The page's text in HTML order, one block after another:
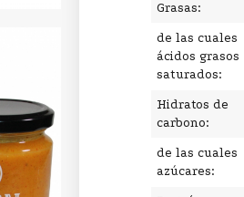
Grasas:
de las cuales
ácidos grasos
saturados:
Hidratos de
carbono:
de las cuales
azúcares: